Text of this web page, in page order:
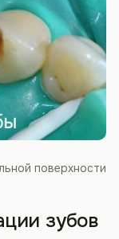
поверхности
зубов